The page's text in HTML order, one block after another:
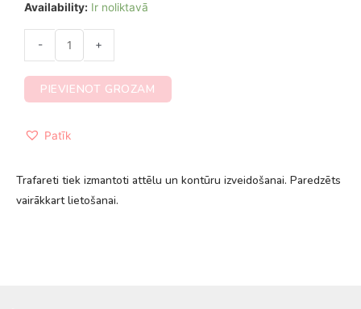
Availability: Ir noliktavā
- +
PIEVIENOT GROZAM
Patīk
Trafareti tiek izmantoti attēlu un kontūru izveidošanai. Paredzēts
vairākkart lietošanai.